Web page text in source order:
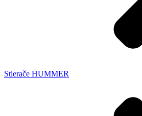
Stierače HUMMER